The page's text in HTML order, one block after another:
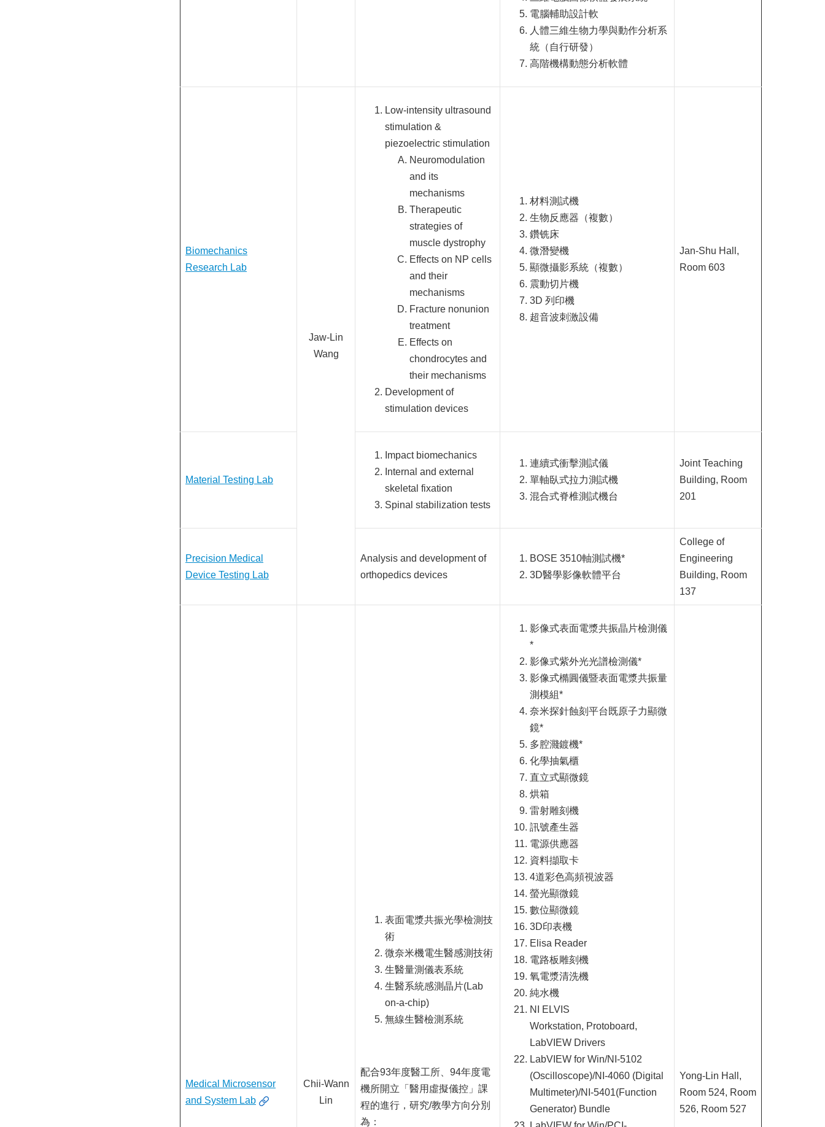
電腦輔助設計軟
人體三維生物力學與動作分析系
統（自行研發）
高階機構動態分析軟體
Biomechanics
Research Lab
Jaw-Lin
Wang
Low-intensity ultrasound
stimulation &
piezoelectric stimulation
Neuromodulation
and its
mechanisms
Therapeutic
strategies of
muscle dystrophy
Effects on NP cells
and their
mechanisms
Fracture nonunion
treatment
Effects on
chondrocytes and
their mechanisms
Development of
stimulation devices
材料測試機
生物反應器（複數）
鑽铣床
微潛變機
顯微攝影系統（複數）
震動切片機
3D 列印機
超音波刺激設備
Jan-Shu Hall,
Room 603
Material Testing Lab
Impact biomechanics
Internal and external
skeletal fixation
Spinal stabilization tests
連續式衝擊測試儀
單軸臥式拉力測試機
混合式脊椎測試機台
Joint Teaching
Building, Room
201
Precision Medical
Device Testing Lab
Analysis and development of
orthopedics devices
BOSE 3510軸測試機*
3D醫學影像軟體平台
College of
Engineering
Building, Room
137
Medical Microsensor
and System Lab
Chii-Wann
Lin
表面電漿共振光學檢測技
術
微奈米機電生醫感測技術
生醫量測儀表系統
生醫系統感測晶片(Lab
on-a-chip)
無線生醫檢測系統
配合93年度醫工所、94年度電
機所開立「醫用虛擬儀控」課
程的進行，研究/教學方向分別
為：
影像式表面電漿共振晶片檢測儀
*
影像式紫外光光譜檢測儀*
影像式橢圓儀暨表面電漿共振量
測模組*
奈米探針蝕刻平台既原子力顯微
鏡*
多腔濺鍍機*
化學抽氣櫃
直立式顯微鏡
烘箱
雷射雕刻機
訊號產生器
電源供應器
資料擷取卡
4道彩色高頻視波器
螢光顯微鏡
數位顯微鏡
3D印表機
Elisa Reader
電路板雕刻機
氧電漿清洗機
純水機
NI ELVIS
Workstation, Protoboard,
LabVIEW Drivers
LabVIEW for Win/NI-5102
(Oscilloscope)/NI-4060 (Digital
Multimeter)/NI-5401(Function
Generator) Bundle
Yong-Lin Hall,
Room 524, Room
526, Room 527